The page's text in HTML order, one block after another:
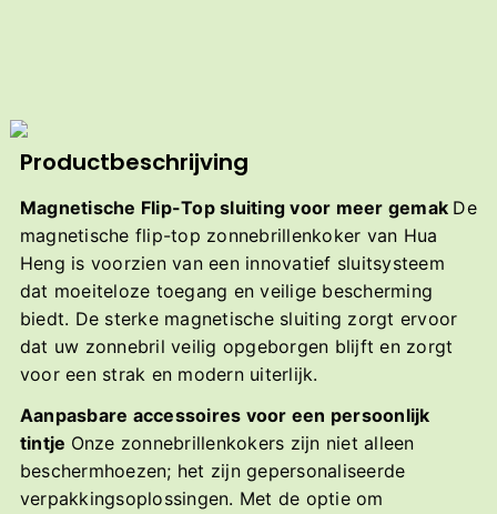
Productbeschrijving
Magnetische Flip-Top sluiting voor meer gemak De
magnetische flip-top zonnebrillenkoker van Hua
Heng is voorzien van een innovatief sluitsysteem
dat moeiteloze toegang en veilige bescherming
biedt. De sterke magnetische sluiting zorgt ervoor
dat uw zonnebril veilig opgeborgen blijft en zorgt
voor een strak en modern uiterlijk.
Aanpasbare accessoires voor een persoonlijk
tintje Onze zonnebrillenkokers zijn niet alleen
beschermhoezen; het zijn gepersonaliseerde
verpakkingsoplossingen. Met de optie om